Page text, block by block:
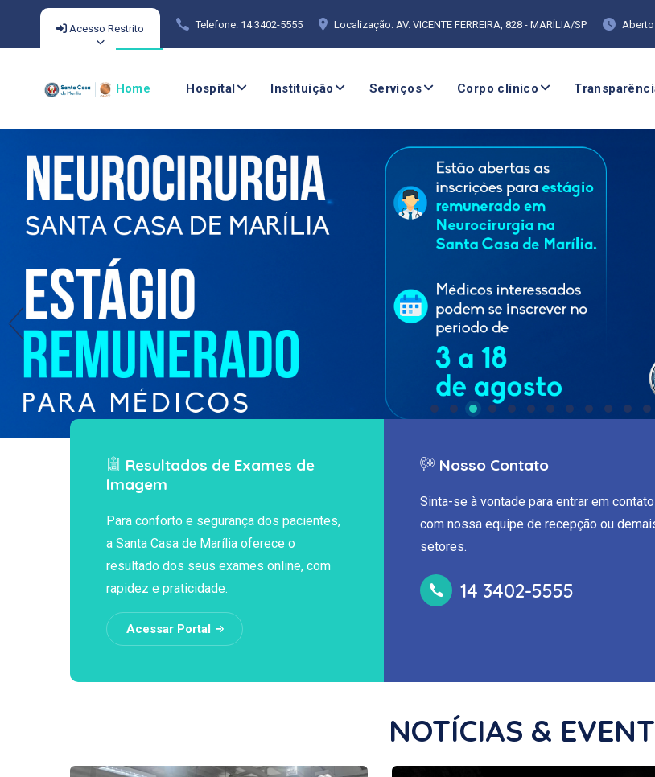
Acesso Restrito Telefone: 14 3402-5555 Localização: AV. VICENTE FERREIRA, 828 - MARÍLIA/SP Aberto
Home Hospital Instituição Serviços Corpo clínico
Resultados de Exames de
Imagem
Para conforto e segurança dos pacientes,
a Santa Casa de Marília oferece o
resultado dos seus exames online, com
rapidez e praticidade.
Acessar Portal
Nosso Contato
Sinta-se à vontade para entrar em contato
com nossa equipe de recepção ou
setores.
14 3402-5555
NOTÍCIAS &